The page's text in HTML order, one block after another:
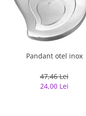
Pandant otel inox
47,46 Lei
24,00 Lei